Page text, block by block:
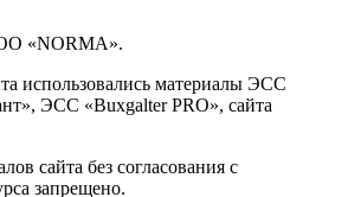
«NORMA».
использовались материалы ЭСС
ЭСС «Buxgalter PRO», сайта
сайта без согласования с
запрещено.